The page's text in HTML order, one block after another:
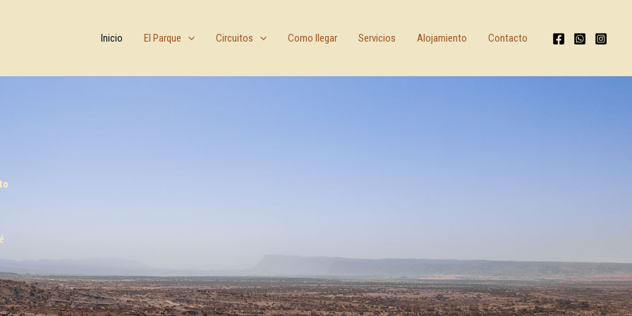
Inicio El Parque Circuitos Como llegar Servicios Alojamiento Contacto